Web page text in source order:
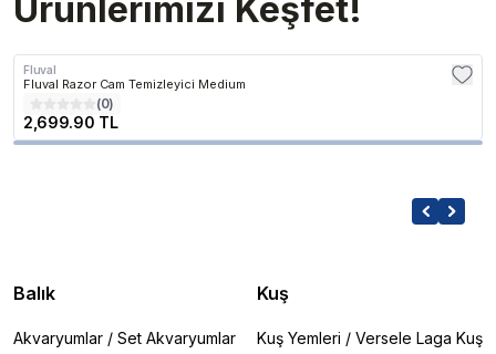
Ürünlerimizi Keşfet!
Fluval
Fluval Razor Cam Temizleyici Medium
(0)
2,699.90 TL
Balık
Akvaryumlar / Set Akvaryumlar
Kuş
Kuş Yemleri / Versele Laga Kuş